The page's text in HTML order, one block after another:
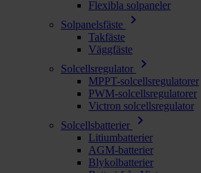
Flexibla solpaneler
Solpanelsfäste
chevron_right
Takfäste
Väggfäste
Solcellsregulator
chevron_right
MPPT-solcellsregulatorer
PWM-solcellsregulatorer
Victron solcellsregulator
Solcellsbatterier
chevron_right
Litiumbatterier
AGM-batterier
Blykolbatterier